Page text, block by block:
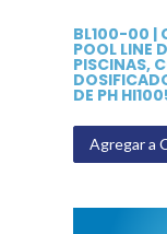
BL100-00 |
POOL LINE
PISCINAS,
DE PH
Agregar a